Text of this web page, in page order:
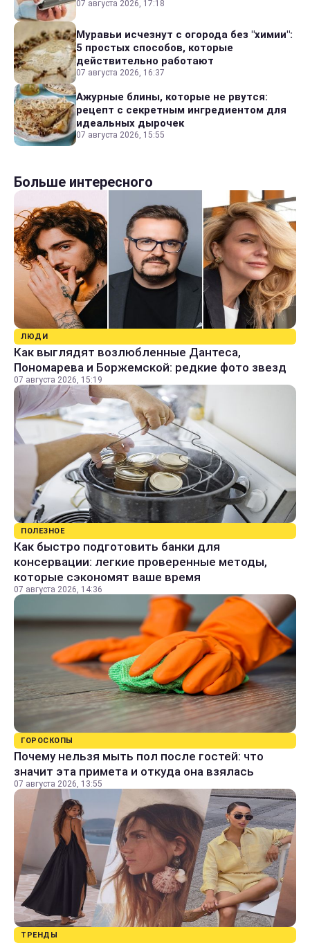
07 августа 2026, 17:18
Муравьи исчезнут с огорода без "химии":
5 простых способов, которые
действительно работают
07 августа 2026, 16:37
Ажурные блины, которые не рвутся:
рецепт с секретным ингредиентом для
идеальных дырочек
07 августа 2026, 15:55
Больше интересного
ЛЮДИ
Как выглядят возлюбленные Дантеса,
Пономарева и Боржемской: редкие фото звезд
07 августа 2026, 15:19
ПОЛЕЗНОЕ
Как быстро подготовить банки для
консервации: легкие проверенные методы,
которые сэкономят ваше время
07 августа 2026, 14:36
ГОРОСКОПЫ
Почему нельзя мыть пол после гостей: что
значит эта примета и откуда она взялась
07 августа 2026, 13:55
ТРЕНДЫ